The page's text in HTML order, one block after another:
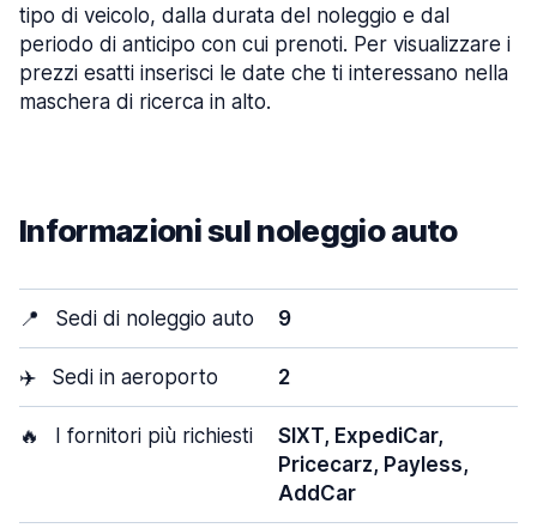
tipo di veicolo, dalla durata del noleggio e dal
periodo di anticipo con cui prenoti. Per visualizzare i
prezzi esatti inserisci le date che ti interessano nella
maschera di ricerca in alto.
Informazioni sul noleggio auto
📍 Sedi di noleggio auto 9
✈️ Sedi in aeroporto 2
🔥 I fornitori più richiesti
SIXT, ExpediCar,
Pricecarz, Payless,
AddCar